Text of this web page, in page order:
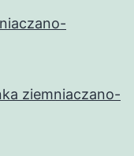
ziemniaczano-